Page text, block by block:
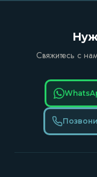
Свяжитесь с